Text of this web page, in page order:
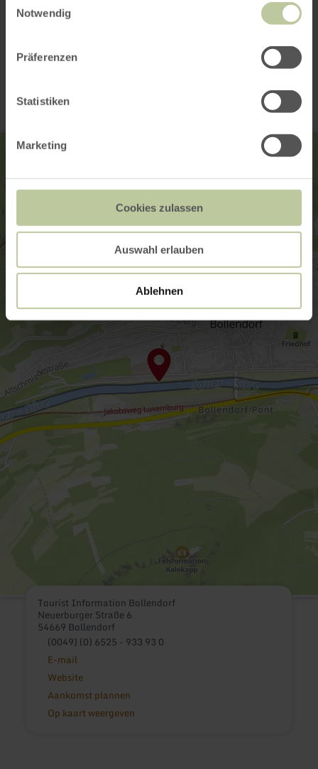
Notwendig
Präferenzen
Statistiken
Marketing
Cookies zulassen
Auswahl erlauben
Ablehnen
Contact
Tourist Information Bollendorf
Neuerburger Straße 6
54669 Bollendorf
(0049) (0) 6525 - 933 93 0
E-mail
Website
Aankomst plannen
Op kaart weergeven